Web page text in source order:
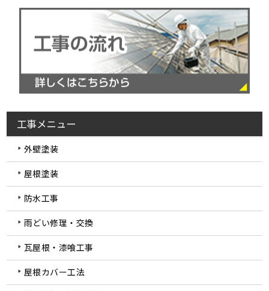
工事メニュー
外壁塗装
屋根塗装
防水工事
雨どい修理・交換
瓦屋根・漆喰工事
屋根カバー工法